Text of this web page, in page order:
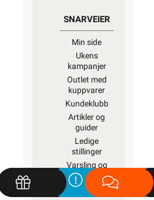
SNARVEIER
Min side
Ukens
kampanjer
Outlet med
kuppvarer
Kundeklubb
Artikler og
guider
Ledige
stillinger
Varsling og
Åpenhetsloven